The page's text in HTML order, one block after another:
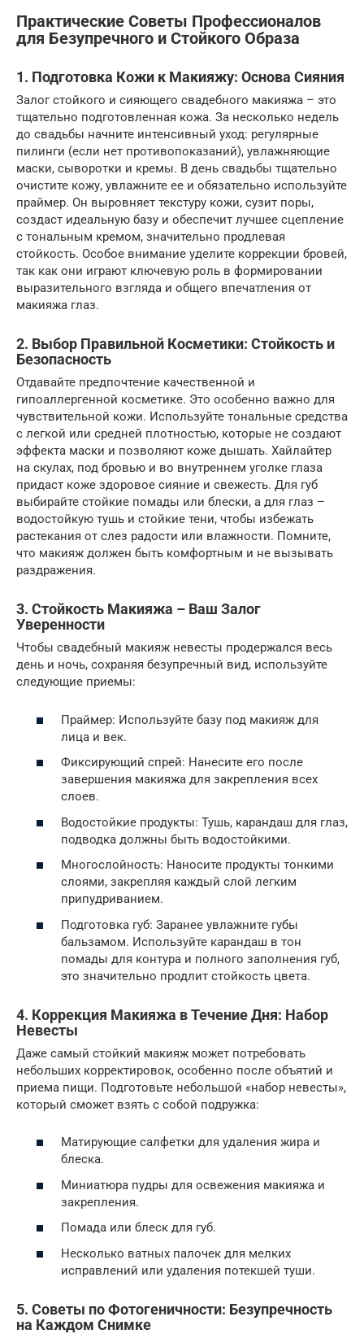
Практические Советы Профессионалов
для Безупречного и Стойкого Образа
1. Подготовка Кожи к Макияжу: Основа Сияния
Залог стойкого и сияющего свадебного макияжа – это
тщательно подготовленная кожа. За несколько недель
до свадьбы начните интенсивный уход: регулярные
пилинги (если нет противопоказаний), увлажняющие
маски, сыворотки и кремы. В день свадьбы тщательно
очистите кожу, увлажните ее и обязательно используйте
праймер. Он выровняет текстуру кожи, сузит поры,
создаст идеальную базу и обеспечит лучшее сцепление
с тональным кремом, значительно продлевая
стойкость. Особое внимание уделите коррекции бровей,
так как они играют ключевую роль в формировании
выразительного взгляда и общего впечатления от
макияжа глаз.
2. Выбор Правильной Косметики: Стойкость и
Безопасность
Отдавайте предпочтение качественной и
гипоаллергенной косметике. Это особенно важно для
чувствительной кожи. Используйте тональные средства
с легкой или средней плотностью, которые не создают
эффекта маски и позволяют коже дышать. Хайлайтер
на скулах, под бровью и во внутреннем уголке глаза
придаст коже здоровое сияние и свежесть. Для губ
выбирайте стойкие помады или блески, а для глаз –
водостойкую тушь и стойкие тени, чтобы избежать
растекания от слез радости или влажности. Помните,
что макияж должен быть комфортным и не вызывать
раздражения.
3. Стойкость Макияжа – Ваш Залог
Уверенности
Чтобы свадебный макияж невесты продержался весь
день и ночь, сохраняя безупречный вид, используйте
следующие приемы:
Праймер: Используйте базу под макияж для
лица и век.
Фиксирующий спрей: Нанесите его после
завершения макияжа для закрепления всех
слоев.
Водостойкие продукты: Тушь, карандаш для глаз,
подводка должны быть водостойкими.
Многослойность: Наносите продукты тонкими
слоями, закрепляя каждый слой легким
припудриванием.
Подготовка губ: Заранее увлажните губы
бальзамом. Используйте карандаш в тон
помады для контура и полного заполнения губ,
это значительно продлит стойкость цвета.
4. Коррекция Макияжа в Течение Дня: Набор
Невесты
Даже самый стойкий макияж может потребовать
небольших корректировок, особенно после объятий и
приема пищи. Подготовьте небольшой «набор невесты»,
который сможет взять с собой подружка:
Матирующие салфетки для удаления жира и
блеска.
Миниатюра пудры для освежения макияжа и
закрепления.
Помада или блеск для губ.
Несколько ватных палочек для мелких
исправлений или удаления потекшей туши.
5. Советы по Фотогеничности: Безупречность
на Каждом Снимке